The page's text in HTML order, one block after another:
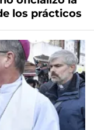
los prácticos